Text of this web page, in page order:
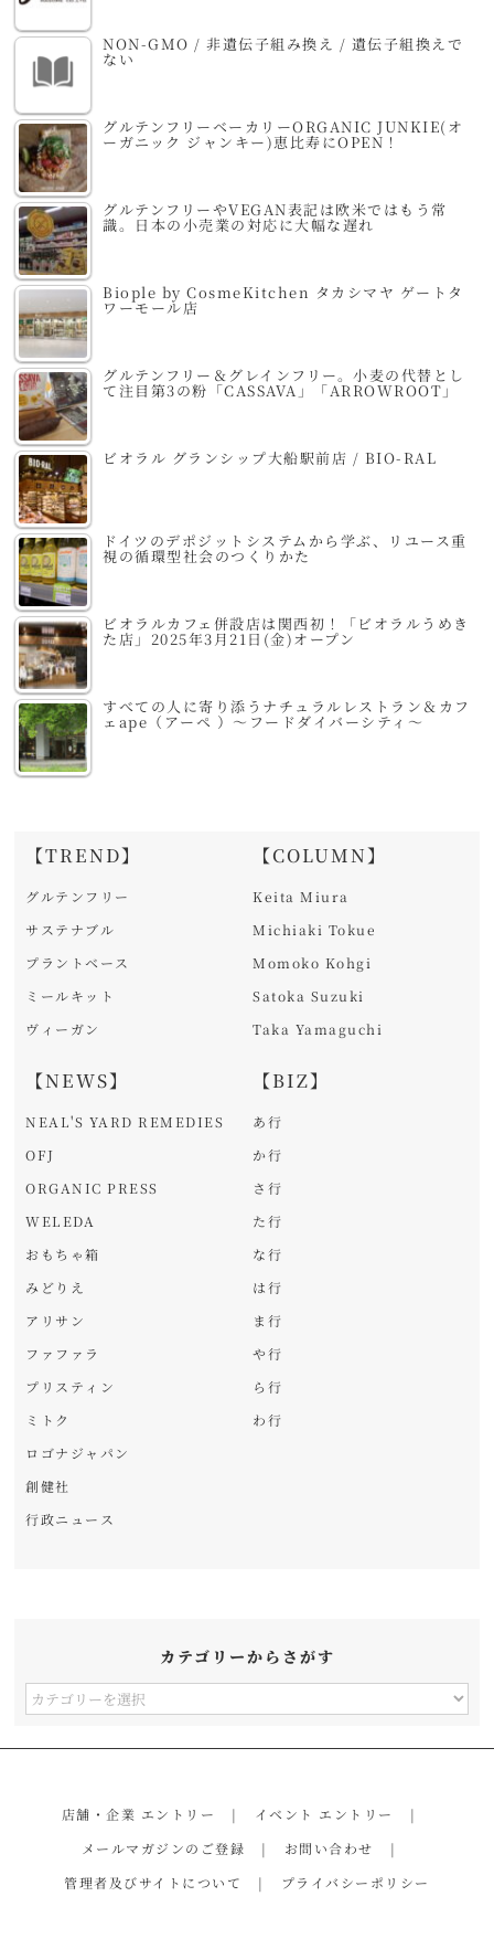
NON-GMO / 非遺伝子組み換え / 遺伝子組換えで
ない
グルテンフリーベーカリーORGANIC JUNKIE(オ
ーガニック ジャンキー)恵比寿にOPEN！
グルテンフリーやVEGAN表記は欧米ではもう常
識。日本の小売業の対応に大幅な遅れ
Biople by CosmeKitchen タカシマヤ ゲートタ
ワーモール店
グルテンフリー＆グレインフリー。小麦の代替とし
て注目第3の粉「CASSAVA」「ARROWROOT」
ビオラル グランシップ大船駅前店 / BIO-RAL
ドイツのデポジットシステムから学ぶ、リユース重
視の循環型社会のつくりかた
ビオラルカフェ併設店は関西初！「ビオラルうめき
た店」2025年3月21日(金)オープン
すべての人に寄り添うナチュラルレストラン＆カフ
ェape（アーペ ）～フードダイバーシティ～
【TREND】
グルテンフリー
サステナブル
プラントベース
ミールキット
ヴィーガン
【NEWS】
NEAL'S YARD REMEDIES
OFJ
ORGANIC PRESS
WELEDA
おもちゃ箱
みどりえ
アリサン
ファファラ
プリスティン
ミトク
ロゴナジャパン
創健社
行政ニュース
【COLUMN】
Keita Miura
Michiaki Tokue
Momoko Kohgi
Satoka Suzuki
Taka Yamaguchi
【BIZ】
あ行
か行
さ行
た行
な行
は行
ま行
や行
ら行
わ行
カテゴリーからさがす
カ
店舗・企業 エントリー
イベント エントリー
メールマガジンのご登録
お問い合わせ
管理者及びサイトについて
プライバシーポリシー